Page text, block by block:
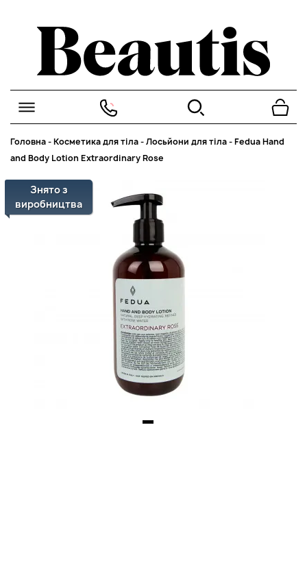
Головна-Косметика для тіла-Лосьйони для тіла-Fedua Hand
and Body Lotion Extraordinary Rose
Знято з
виробництва